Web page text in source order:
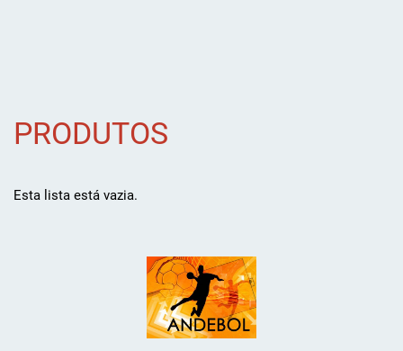
PRODUTOS
Esta lista está vazia.